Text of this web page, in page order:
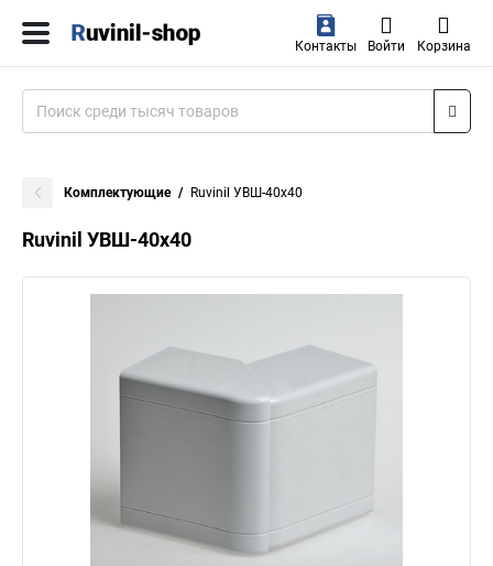
Контакты Войти Корзина
Комплектующие Ruvinil УВШ-40х40
Ruvinil УВШ-40х40